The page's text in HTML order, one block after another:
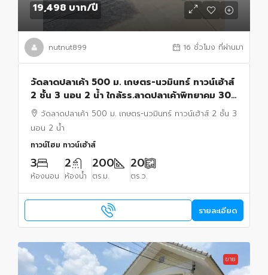
19,498 บาท/ปี
nutnut899 16 ชั่วโมง ที่ผ่านมา
วัดลาดปลาเค้า 500 ม. เกษตร-นวมินทร์ ทาวน์เฮ้าส์
2 ชั้น 3 นอน 2 น้ำ ใกล้รร.ลาดปลาเค้าพิทยาคม 300
ม. 20 ตร.ว. 200 ตร.ม.
วัดลาดปลาเค้า 500 ม. เกษตร-นวมินทร์ ทาวน์เฮ้าส์ 2 ชั้น 3
นอน 2 น้ำ
ทาวน์โฮม ทาวน์เฮ้าส์
3
ห้องนอน
2
ห้องน้ำ
200
ตร.ม.
20
ตร.ว.
รายละเอียด
ขาย